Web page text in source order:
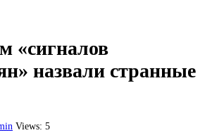
«сигналов
назвали странные
Views: 5